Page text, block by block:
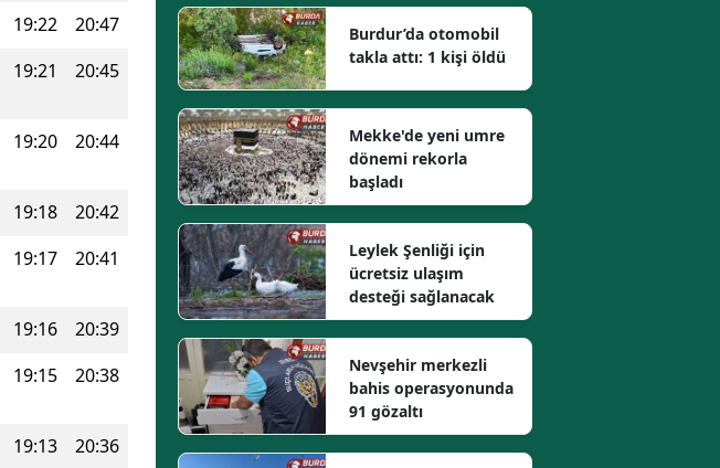
19:22
20:47
19:21 20:45
19:20 20:44
19:18
20:42
19:17 20:41
19:16
20:39
19:15 20:38
19:13
20:36
Burdur’da otomobil
takla attı: 1 kişi öldü
Mekke'de yeni umre
dönemi rekorla
başladı
Leylek Şenliği için
ücretsiz ulaşım
desteği sağlanacak
Nevşehir merkezli
bahis operasyonunda
91 gözaltı